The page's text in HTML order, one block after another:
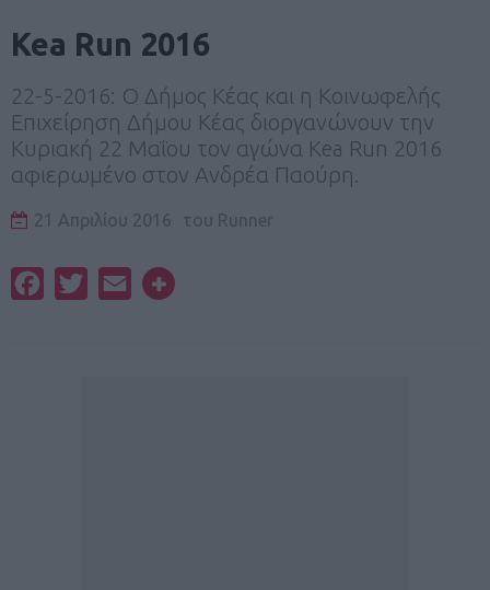
Kea Run 2016
22-5-2016: O Δήμος Κέας και η Κοινωφελής
Επιχείρηση Δήμου Κέας διοργανώνουν την
Κυριακή 22 Μαΐου τον αγώνα Kea Run 2016
αφιερωμένο στον Ανδρέα Παούρη.
21 Απριλίου 2016 του Runner
FacebookTwitterEmail